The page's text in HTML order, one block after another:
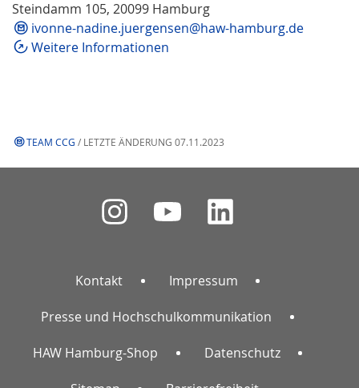
Steindamm 105, 20099 Hamburg
ivonne-nadine.juergensen@haw-hamburg.de
Weitere Informationen
TEAM CCG / LETZTE ÄNDERUNG 07.11.2023
Kontakt Impressum
Presse und Hochschulkommunikation
HAW Hamburg-Shop Datenschutz